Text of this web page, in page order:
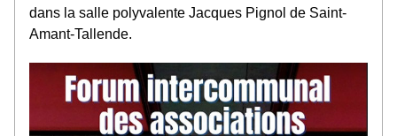
dans la salle polyvalente Jacques Pignol de Saint-
Amant-Tallende.